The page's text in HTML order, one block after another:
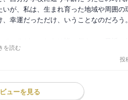
が、私は、生まれ育った地域や周囲の
幸運だっただけ、いうことなのだろう。
もそもの根源は何も変わっていないの
なってしまう、見ないふりをすること
な教育現場の実態を報じた記事を、「
を読む
投
ューを見る